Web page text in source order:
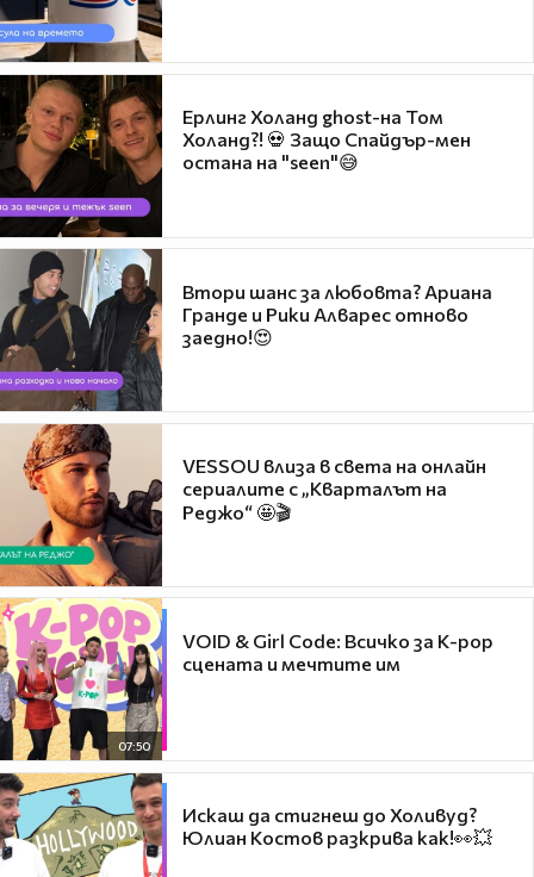
Ерлинг Холанд ghost-на Том
Холанд?! 💀 Защо Спайдър-мен
остана на "seen"😅
Втори шанс за любовта? Ариана
Гранде и Рики Алварес отново
заедно!😍
VESSOU влиза в света на онлайн
сериалите с „Кварталът на
Реджо“ 🤩🎬
07:50
VOID & Girl Code: Всичко за K-pop
сцената и мечтите им
Искаш да стигнеш до Холивуд?
Юлиан Костов разкрива как!👀💥